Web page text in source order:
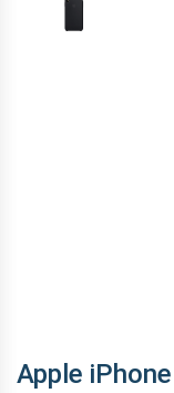
Apple